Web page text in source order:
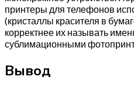
принтеры для телефонов
(кристаллы красителя в
корректнее их называть
сублимационными
Вывод